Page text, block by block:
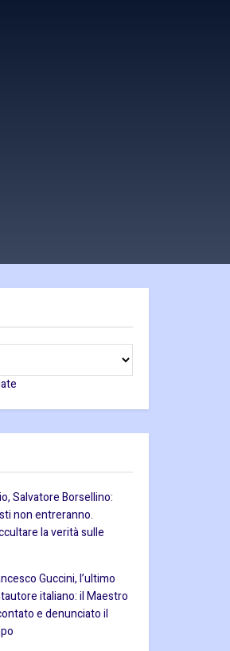
Salvatore Borsellino:
non entreranno.
la verità sulle
Guccini, l’ultimo
italiano: il Maestro
e denunciato il